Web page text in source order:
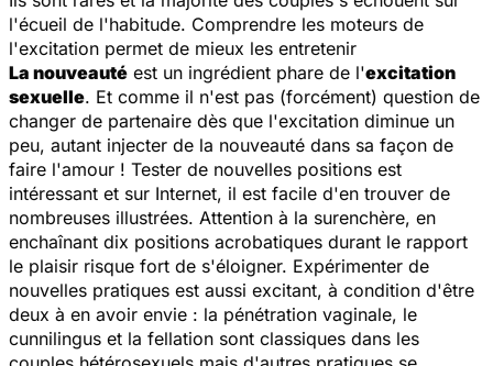
l'écueil de l'habitude. Comprendre les moteurs de
l'excitation permet de mieux les entretenir
La nouveauté est un ingrédient phare de l'excitation
sexuelle. Et comme il n'est pas (forcément) question de
changer de partenaire dès que l'excitation diminue un
peu, autant injecter de la nouveauté dans sa façon de
faire l'amour ! Tester de nouvelles positions est
intéressant et sur Internet, il est facile d'en trouver de
nombreuses illustrées. Attention à la surenchère, en
enchaînant dix positions acrobatiques durant le rapport
le plaisir risque fort de s'éloigner. Expérimenter de
nouvelles pratiques est aussi excitant, à condition d'être
deux à en avoir envie : la pénétration vaginale, le
cunnilingus et la fellation sont classiques dans les